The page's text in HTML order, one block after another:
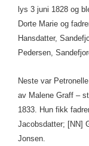
lys 3 juni 1828 og
Dorte Marie og
Hansdatter,
Pedersen,
Neste var
av Malene Graff –
1833. Hun fikk
Jacobsdatter; [NN]
Jonsen.